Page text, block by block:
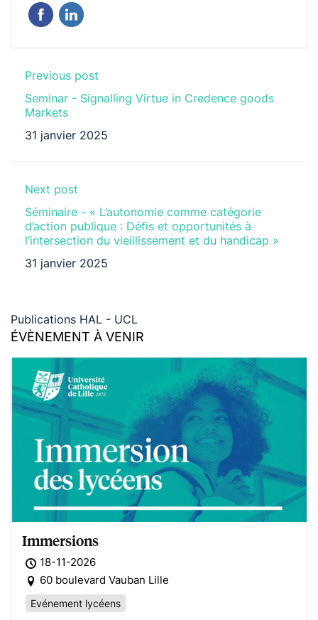
Previous post
Seminar - Signalling Virtue in Credence goods
Markets
31 janvier 2025
Next post
Séminaire - « L’autonomie comme catégorie
d’action publique : Défis et opportunités à
l’intersection du vieillissement et du handicap »
31 janvier 2025
Publications HAL - UCL
ÉVÈNEMENT À VENIR
Immersions
18-11-2026
60 boulevard Vauban Lille
Evénement lycéens